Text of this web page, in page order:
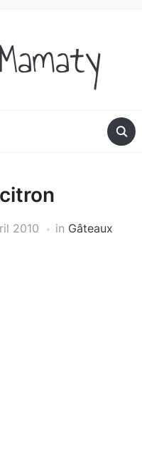
2010 in Gâteaux